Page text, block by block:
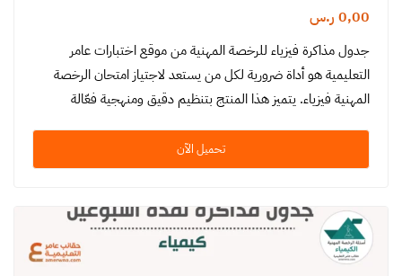
0,00 ر.س
جدول مذاكرة فيزياء للرخصة المهنية من موقع اختبارات عامر
التعليمية هو أداة ضرورية لكل من يستعد لاجتياز امتحان الرخصة
المهنية فيزياء. يتميز هذا المنتج بتنظيم دقيق ومنهجية فعّالة
تحميل الآن